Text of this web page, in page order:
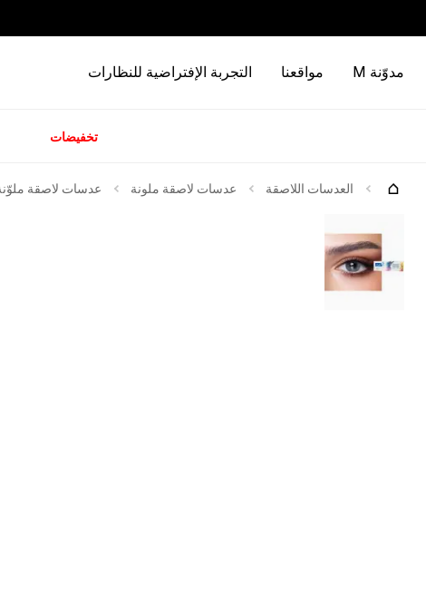
مدوّنة M مواقعنا التجربة الإفتراضية للنظارات
تخفيضات
العدسات اللاصقة عدسات لاصقة ملونة عدسات لاصقة ملوّنة